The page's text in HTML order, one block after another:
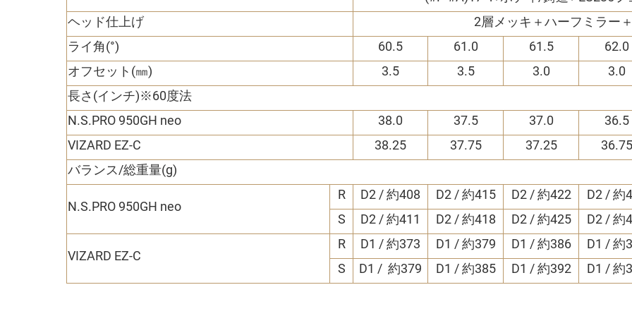
ヘッド仕上げ
2層メッキ＋ハーフミラー
ライ角(°)
60.5 61.0 61.5
62.0
オフセット(㎜)
3.5 3.5 3.0
3.0
長さ(インチ)※60度法
N.S.PRO 950GH neo
38.0 37.5 37.0
36.5
VIZARD EZ-C
38.25 37.75 37.25
36.75
バランス/総重量(g)
N.S.PRO 950GH neo
R D2 / 約408 D2 / 約415 D2 / 約422
D2 / 約
S
D2 / 約411 D2 / 約418 D2 / 約425 D2 / 約
VIZARD EZ-C
R D1 / 約373 D1 / 約379 D1 / 約386
D1 / 約
S
D1 / 約379 D1 / 約385 D1 / 約392 D1 / 約